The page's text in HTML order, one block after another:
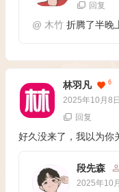
回复
@ 木竹 折腾了半晚
林羽凡 6
2025年10月8日
回复
好久没来了，我以为你
段先森
2025年10